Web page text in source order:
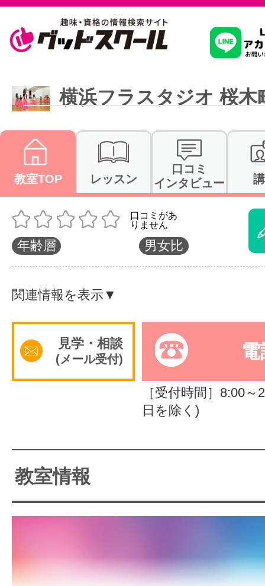
習いたいこ
スクールを
駅・路線か
通信講座を
やりたいこ
特集をみる
グッドスク
掲載のお問
サイトマッ
横浜フラスタジオ 桜木
教室TOP レッスン
口コミ
インタビュー
年齢層 男女比
関連情報を表示▼
見学・相談
(メール受付)
［受付時間］8:00
日を除く)
教室情報